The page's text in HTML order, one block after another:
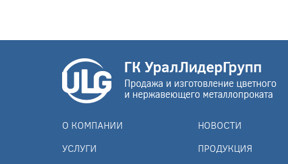
О КОМПАНИИ НОВОСТИ
УСЛУГИ
ПРОДУКЦИЯ